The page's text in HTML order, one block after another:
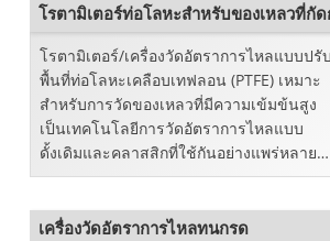
โรตามิเตอร์ท่อโลหะสำหรับของเหลวที่กั
โรตามิเตอร์/เครื่องวัดอัตราการไหลแบบปรับ
พื้นที่ท่อโลหะเคลือบเทฟลอน (PTFE) เหมาะ
สำหรับการวัดของเหลวที่มีความเข้มข้นสูง
เป็นเทคโนโลยีการวัดอัตราการไหลแบบ
ดั้งเดิมและคลาสสิกที่ใช้กันอย่างแพร่หลายใน
หลากหลาย...
เครื่องวัดอัตราการไหลทนกรด